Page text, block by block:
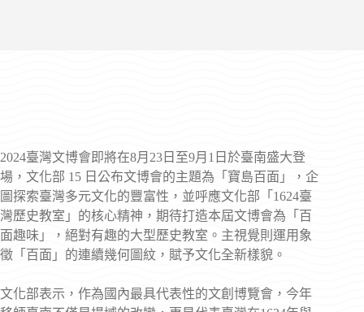
2024臺灣文博會即將在8月23日至9月1日於臺南盛大登
場，文化部 15 日公布文博會的主題為「寶島百面」，企
圖探索臺灣多元文化的豐富性，並呼應文化部「1624臺
灣歷史教室」的核心精神，期待打造本屆文博會為「百
面趣味」，絕對有趣的大型歷史教室。主視覺則運用象
徵「百面」的連續幾何圖紋，賦予文化全新樣貌。
文化部表示，作為國內最具代表性的文創博覽會，今年